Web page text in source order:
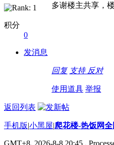
积分
0
发消息
多谢楼主共享，
回复 支持 反对
使用道具 举报
返回列表
手机版|小黑屋|爬花楼-热饭网
GMT+8, 2026-8-8 20:45 ,